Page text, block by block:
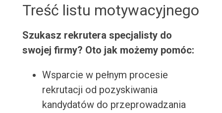
Treść listu motywacyjnego
Szukasz rekrutera specjalisty do
swojej firmy? Oto jak możemy pomóc:
Wsparcie w pełnym procesie
rekrutacji od pozyskiwania
kandydatów do przeprowadzania